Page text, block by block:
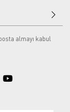
almayı kabul